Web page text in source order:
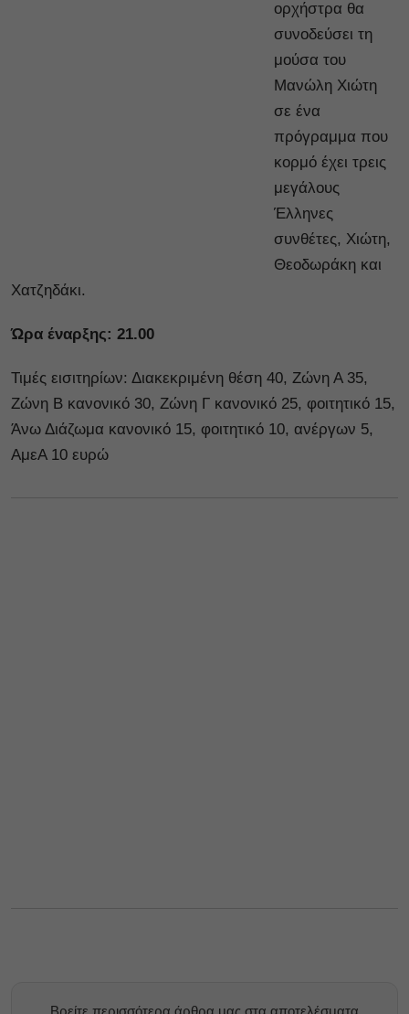
ορχήστρα θα
συνοδεύσει τη
μούσα του
Μανώλη Χιώτη
σε ένα
πρόγραμμα που
κορμό έχει τρεις
μεγάλους
Έλληνες
συνθέτες, Χιώτη,
Θεοδωράκη και
Χατζηδάκι.
Ώρα έναρξης: 21.00
Τιμές εισιτηρίων: Διακεκριμένη θέση 40, Ζώνη Α 35,
Ζώνη Β κανονικό 30, Ζώνη Γ κανονικό 25, φοιτητικό 15,
Άνω Διάζωμα κανονικό 15, φοιτητικό 10, ανέργων 5,
ΑμεΑ 10 ευρώ
Βρείτε περισσότερα άρθρα μας στα αποτελέσματα